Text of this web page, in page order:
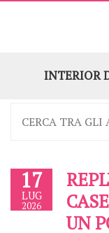
INTERIOR
17
LUG
2026
UN